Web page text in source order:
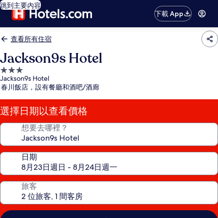
跳到主要內容
下載 App
查看所有住宿
Jackson9s Hotel
3.0
星
級
住
宿
Jackson9s Hotel
春川飯店，設有餐廳和酒吧/酒廊
選擇日期以查看價格
想要去哪裡？
日期
旅客